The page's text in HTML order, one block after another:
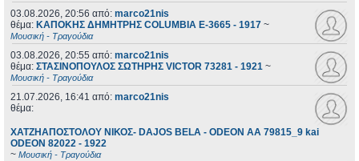
03.08.2026, 20:56 από: marco21nis
θέμα: ΚΑΠΟΚΗΣ ΔΗΜΗΤΡΗΣ COLUMBIA E-3665 - 1917 ~
Μουσική - Τραγούδια
03.08.2026, 20:55 από: marco21nis
θέμα: ΣΤΑΣΙΝΟΠΟΥΛΟΣ ΣΩΤΗΡΗΣ VICTOR 73281 - 1921 ~
Μουσική - Τραγούδια
21.07.2026, 16:41 από: marco21nis
θέμα:
ΧΑΤΖΗΑΠΟΣΤΟΛΟΥ ΝΙΚΟΣ- DAJOS BELA - ODEON AA 79815_9 kai
ODEON 82022 - 1922
~ Μουσική - Τραγούδια